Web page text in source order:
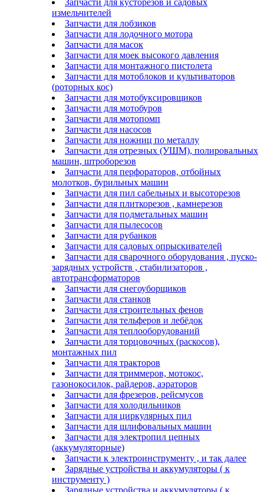
измельчителей
Запчасти для лобзиков
Запчасти для лодочного мотора
Запчасти для масок
Запчасти для моек высокого давления
Запчасти для монтажного пистолета
Запчасти для мотоблоков и культиваторов
(роторных кос)
Запчасти для мотобуксировщиков
Запчасти для мотобуров
Запчасти для мотопомп
Запчасти для насосов
Запчасти для ножниц по металлу
Запчасти для отрезных (УШМ), полировальных
машин, штроборезов
Запчасти для перфораторов, отбойных
молотков, бурильных машин
Запчасти для пил сабельных и высоторезов
Запчасти для плиткорезов , камнерезов
Запчасти для подметальных машин
Запчасти для пылесосов
Запчасти для рубанков
Запчасти для садовых опрыскивателей
Запчасти для сварочного оборудования , пуско-
зарядных устройств , стабилизаторов ,
автотрансформаторов
Запчасти для снегоуборщиков
Запчасти для станков
Запчасти для строительных фенов
Запчасти для тельферов и лебёдок
Запчасти для теплооборудований
Запчасти для торцовочных (раскосов),
монтажных пил
Запчасти для тракторов
Запчасти для триммеров, мотокос,
газонокосилок, райдеров, аэраторов
Запчасти для фрезеров, рейсмусов
Запчасти для холодильников
Запчасти для циркулярных пил
Запчасти для шлифовальных машин
Запчасти для электропил цепных
(аккумуляторные)
Запчасти к электроинструменту , и так далее
Зарядные устройства и аккумуляторы ( к
инструменту )
Зарядные устройства и аккумуляторы ( к